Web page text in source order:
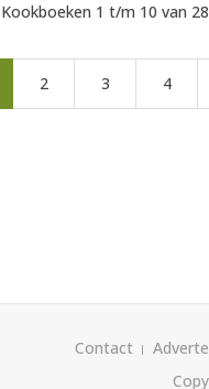
Kookboeken 1 t/m 10 van
2 3 4
Contact